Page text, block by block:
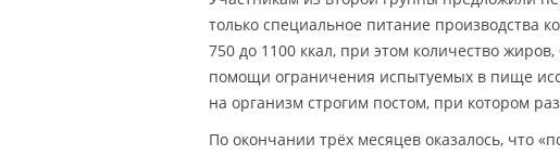
только специальное питание производства
750 до 1100 ккал, при этом количество
помощи ограничения испытуемых в пище
на организм строгим постом, при котором
По окончании трёх месяцев оказалось, что